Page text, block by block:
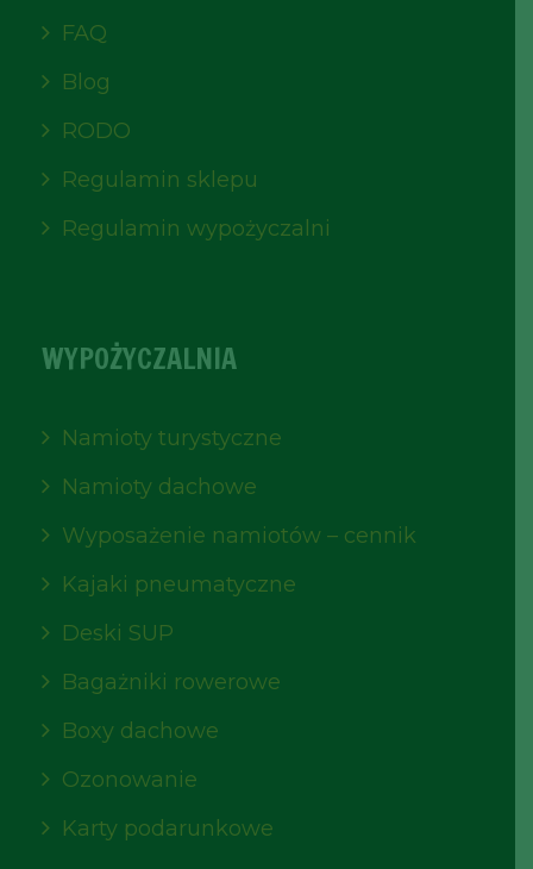
FAQ
Blog
RODO
Regulamin sklepu
Regulamin wypożyczalni
WYPOŻYCZALNIA
Namioty turystyczne
Namioty dachowe
Wyposażenie namiotów – cennik
Kajaki pneumatyczne
Deski SUP
Bagażniki rowerowe
Boxy dachowe
Ozonowanie
Karty podarunkowe